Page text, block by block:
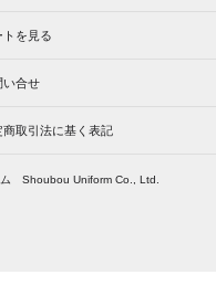
トを見る
い合せ
商取引法に基く表記
Shoubou Uniform Co., Ltd.